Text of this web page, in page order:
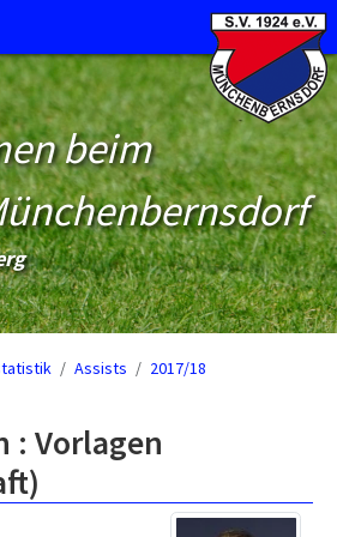
beim
Assists
2017/18
: Vorlagen